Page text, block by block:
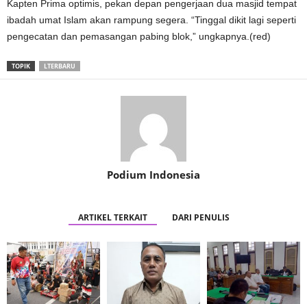
Kapten Prima optimis, pekan depan pengerjaan dua masjid tempat
ibadah umat Islam akan rampung segera. “Tinggal dikit lagi seperti
pengecatan dan pemasangan pabing blok,” ungkapnya.(red)
TOPIK LTERBARU
Podium Indonesia
ARTIKEL TERKAIT DARI PENULIS